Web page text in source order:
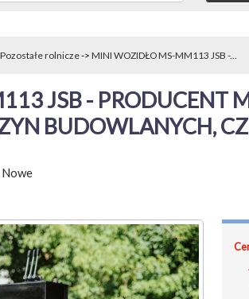
Pozostałe rolnicze-> MINI WOZIDŁO MS-MM113 JSB -...
JSB - PRODUCENT
BUDOWLANYCH,
Nowe